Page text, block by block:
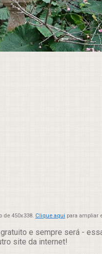
de 450x338. Clique aqui para ampliar
e sempre será -
site da internet!